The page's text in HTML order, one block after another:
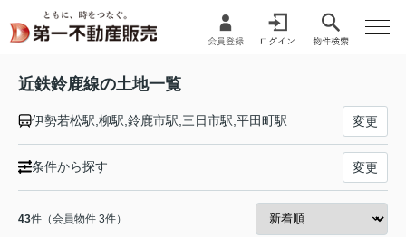
近鉄鈴鹿線の土地一覧
伊勢若松駅,柳駅,鈴鹿市駅,三日市駅,平田町駅 変更
条件から探す 変更
43件（会員物件 3件）